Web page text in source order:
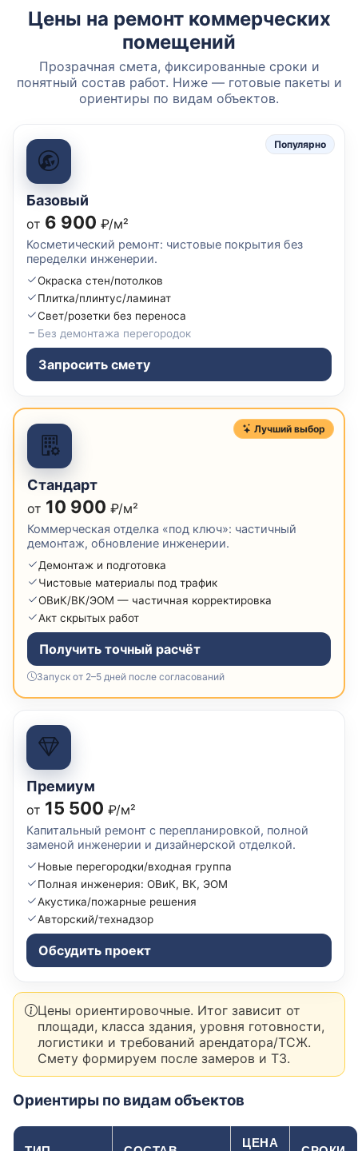
Цены на ремонт коммерческих
помещений
Прозрачная смета, фиксированные сроки и
понятный состав работ. Ниже — готовые пакеты и
ориентиры по видам объектов.
Популярно
Базовый
от 6 900 ₽/м²
Косметический ремонт: чистовые покрытия без
переделки инженерии.
Окраска стен/потолков
Плитка/плинтус/ламинат
Свет/розетки без переноса
Без демонтажа перегородок
Запросить смету
Лучший выбор
Стандарт
от 10 900 ₽/м²
Коммерческая отделка «под ключ»: частичный
демонтаж, обновление инженерии.
Демонтаж и подготовка
Чистовые материалы под трафик
ОВиК/ВК/ЭОМ — частичная корректировка
Акт скрытых работ
Получить точный расчёт
Запуск от 2–5 дней после согласований
Премиум
от 15 500 ₽/м²
Капитальный ремонт с перепланировкой, полной
заменой инженерии и дизайнерской отделкой.
Новые перегородки/входная группа
Полная инженерия: ОВиК, ВК, ЭОМ
Акустика/пожарные решения
Авторский/технадзор
Обсудить проект
Цены ориентировочные. Итог зависит от
площади, класса здания, уровня готовности,
логистики и требований арендатора/ТСЖ.
Смету формируем после замеров и ТЗ.
Ориентиры по видам объектов
ЦЕНА